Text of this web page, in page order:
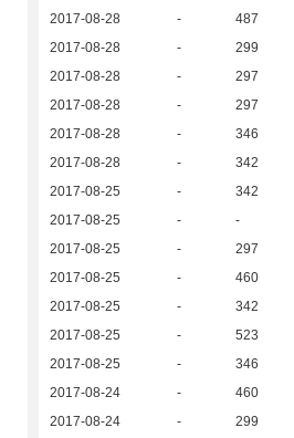
2017-08-28
- 487
2017-08-28
- 299
2017-08-28
- 297
2017-08-28
- 297
2017-08-28
- 346
2017-08-28
- 342
2017-08-25
- 342
2017-08-25
- -
2017-08-25
- 297
2017-08-25
- 460
2017-08-25
- 342
2017-08-25
- 523
2017-08-25
- 346
2017-08-24
- 460
2017-08-24
- 299